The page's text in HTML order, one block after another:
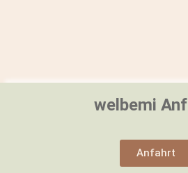
welbemi
Anfahrt